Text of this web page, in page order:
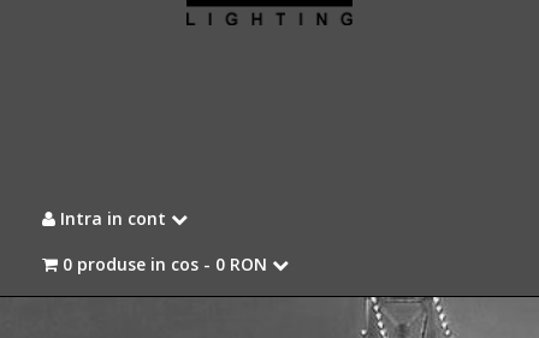
Intra in cont
0 produse in cos - 0 RON